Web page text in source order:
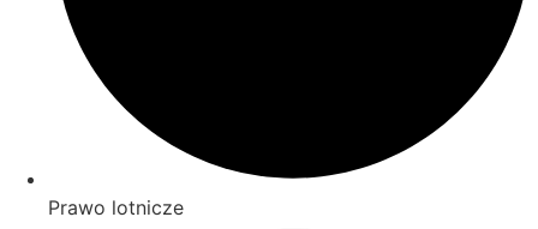
Prawo lotnicze